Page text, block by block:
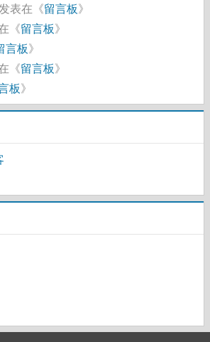
发表在《留言板》
《留言板》
言板》
《留言板》
板》